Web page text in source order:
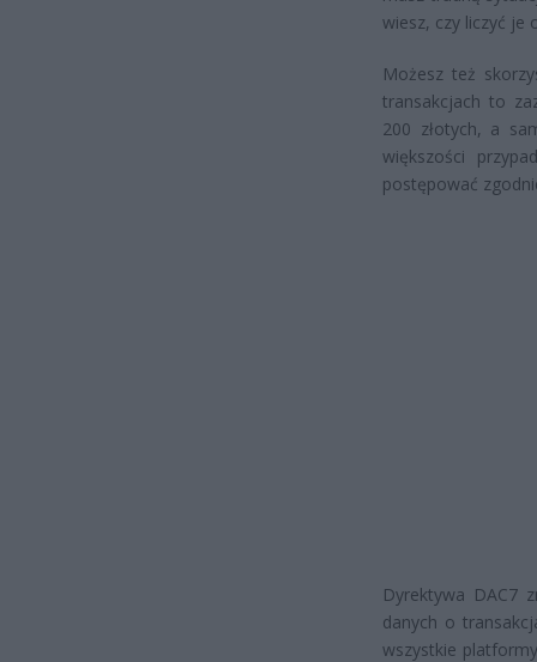
wiesz, czy liczyć je
Możesz też
transakcjach to
200 złotych, a
większości
postępować
Dyrektywa DAC7
danych o
wszystkie